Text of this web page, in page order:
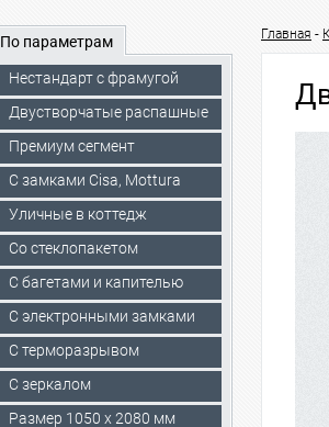
По параметрам
Нестандарт с фрамугой
Двустворчатые распашные
Премиум сегмент
C замками Cisa, Mottura
Уличные в коттедж
Со стеклопакетом
С багетами и капителью
C электронными замками
С терморазрывом
С зеркалом
Размер 1050 х 2080 мм
Главная -